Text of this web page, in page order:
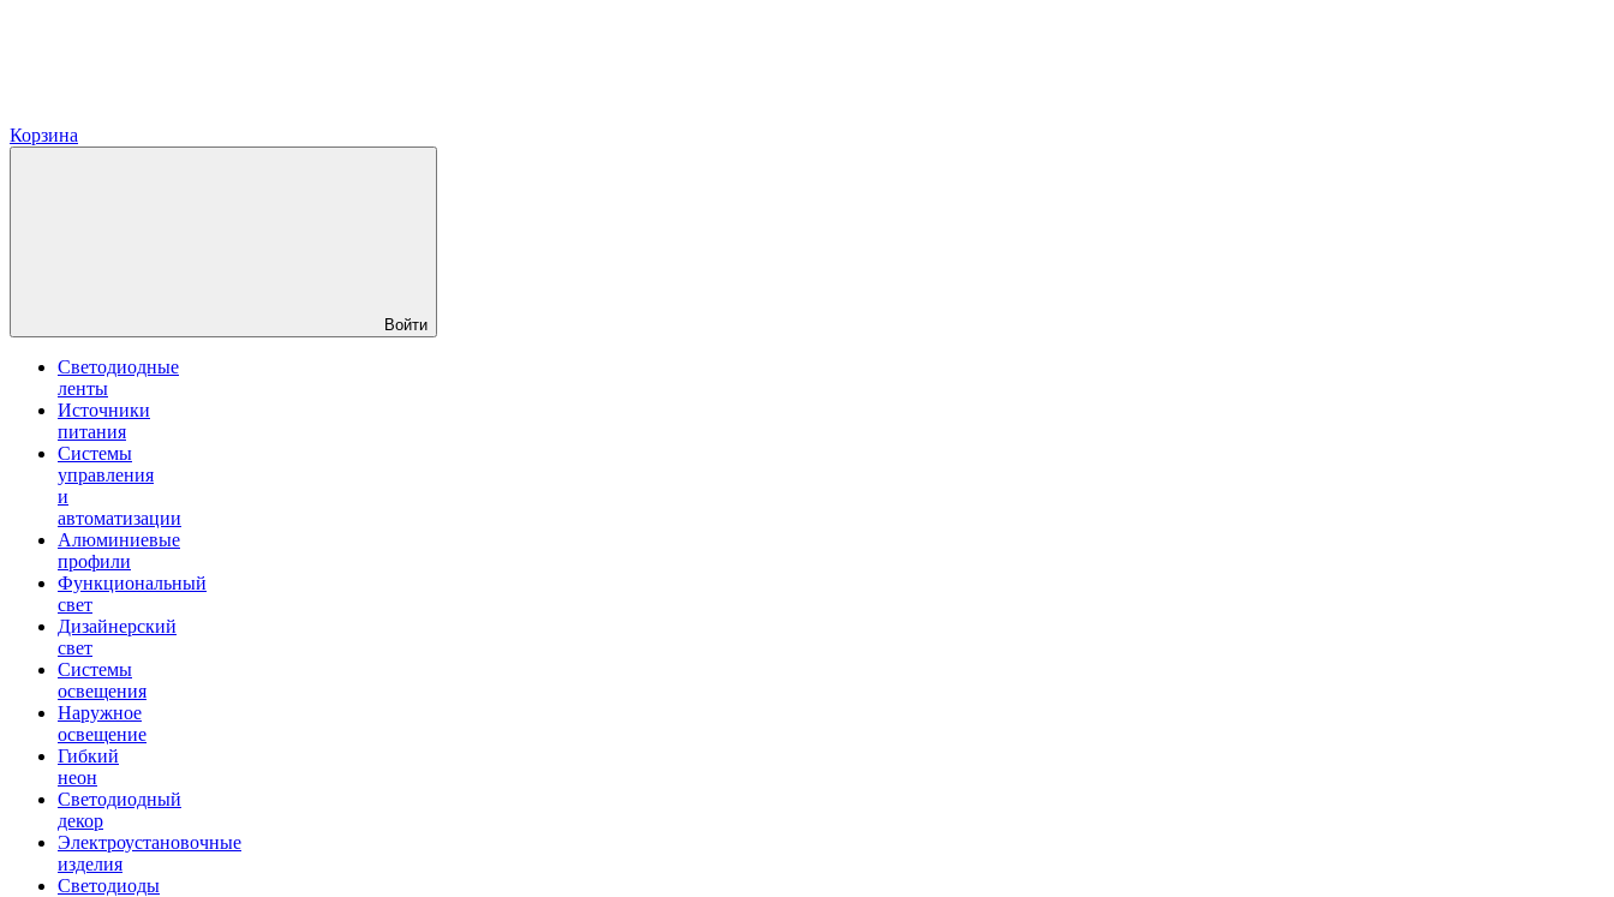
Корзина
Войти
Светодиодные
ленты
Источники
питания
Системы
управления
и
автоматизации
Алюминиевые
профили
Функциональный
свет
Дизайнерский
свет
Системы
освещения
Наружное
освещение
Гибкий
неон
Светодиодный
декор
Электроустановочные
изделия
Светодиоды